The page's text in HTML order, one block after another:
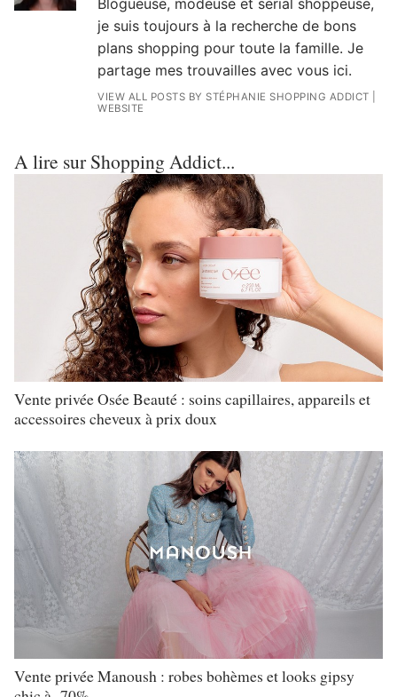
je suis toujours à la recherche de bons
plans shopping pour toute la famille. Je
partage mes trouvailles avec vous ici.
VIEW ALL POSTS BY STÉPHANIE SHOPPING ADDICT
WEBSITE
A lire sur Shopping Addict...
Vente privée Osée Beauté : soins capillaires, appareils et
accessoires cheveux à prix doux
Vente privée Manoush : robes bohèmes et looks gipsy